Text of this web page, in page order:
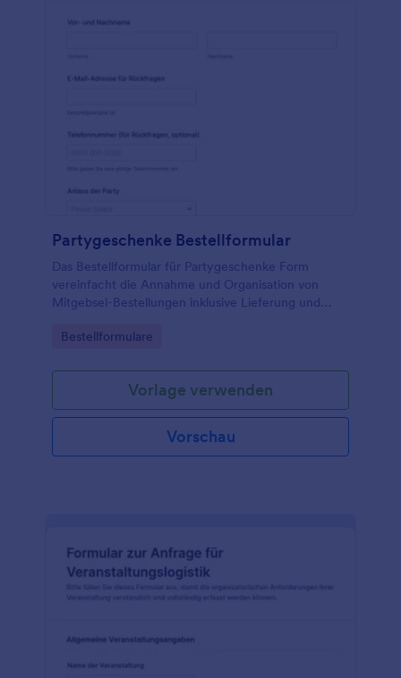
Partygeschenke Bestellformular
Das Bestellformular für Partygeschenke Form
vereinfacht die Annahme und Organisation von
Mitgebsel-Bestellungen inklusive Lieferung und
Eventdienstleister, Vereine und Veranstalter.
Go to Category:
Bestellformulare
Vorlage verwenden
Vorschau